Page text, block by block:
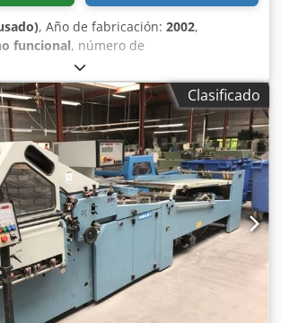
, Año de fabricación: 2002,
funcional, número de
, Apertura 4-4, productos con o
piezas adicionales para procesamiento
longitud máxima del pliego 510 mm,
12.000/hora, velocidad mecánica 18-200
tamaños máximos de libro, longitud
120 mm (4-3/4˝), longitud máxima del
1/8˝), ancho mínimo del pliego 80 mm
del pliego 320 mm (12-5/8˝), grosor
4 mm (5/32˝), solapamiento para
mínimo 8 mm (5/16˝), folio alto o
estándar 13, intercaladas 7,
16,5 mm (2/3˝) Crodoza Uy Dspfx Aa Tof
Clasificado